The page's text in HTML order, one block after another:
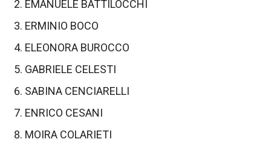
EMANUELE BATTILOCCHI
ERMINIO BOCO
ELEONORA BUROCCO
GABRIELE CELESTI
SABINA CENCIARELLI
ENRICO CESANI
MOIRA COLARIETI